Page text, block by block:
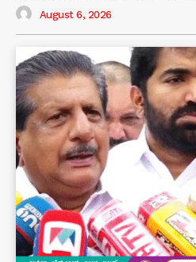
August 6, 2026